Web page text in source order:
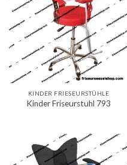
KINDER FRIESEURSTÜHLE
Kinder Friseurstuhl 793